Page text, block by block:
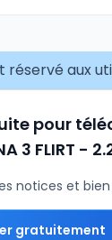
réservé aux
pour
3 FLIRT -
notices et
gratuitement